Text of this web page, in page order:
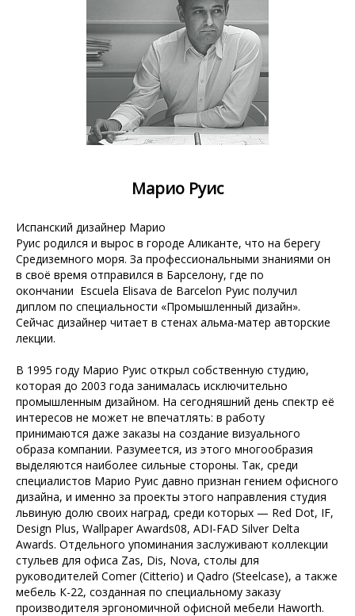
Марио Руис
Испанский дизайнер Марио
Руис родился и вырос в городе Аликанте, что на берегу
Средиземного моря. За профессиональными знаниями он
в своё время отправился в Барселону, где по
окончании Escuela Elisava de Barcelon Руис получил
диплом по специальности «Промышленный дизайн».
Сейчас дизайнер читает в стенах альма-матер авторские
лекции.
В 1995 году Марио Руис открыл собственную студию,
которая до 2003 года занималась исключительно
промышленным дизайном. На сегодняшний день спектр её
интересов не может не впечатлять: в работу
принимаются даже заказы на создание визуального
образа компании. Разумеется, из этого многообразия
выделяются наиболее сильные стороны. Так, среди
специалистов Марио Руис давно признан гением офисного
дизайна, и именно за проекты этого направления студия
львиную долю своих наград, среди которых — Red Dot, IF,
Design Plus, Wallpaper Awards08, ADI-FAD Silver Delta
Awards. Отдельного упоминания заслуживают коллекции
стульев для офиса Zas, Dis, Nova, столы для
руководителей Comer (Citterio) и Qadro (Steelcase), а также
мебель К-22, созданная по специальному заказу
производителя эргономичной офисной мебели Haworth.